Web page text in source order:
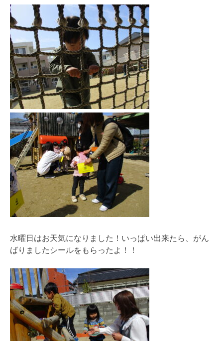
水曜日はお天気になりました！いっぱい出来たら、がん
ばりましたシールをもらったよ！！